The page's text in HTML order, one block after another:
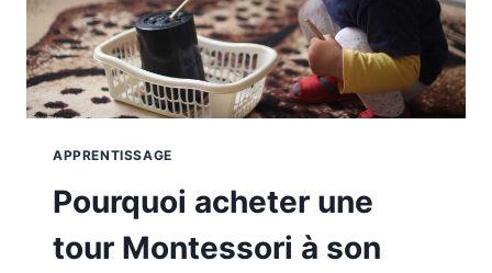
APPRENTISSAGE
Pourquoi acheter une
tour Montessori à son